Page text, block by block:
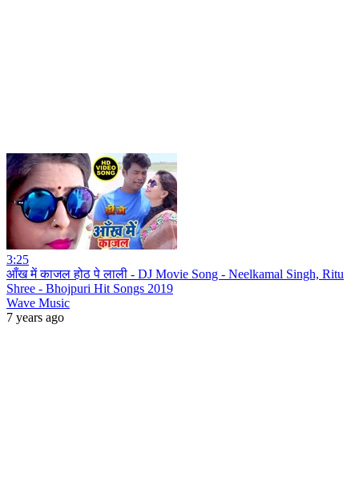
3:25
आँख में काजल होठ पे लाली - DJ Movie Song - Neelkamal Singh, Ritu
Shree - Bhojpuri Hit Songs 2019
Wave Music
7 years ago